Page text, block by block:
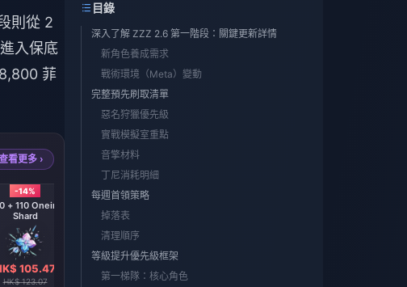
則從 2
入保底
菲
看更多 ›
-14%
+ 110 Oneiric
Shard
105.47
HK$ 123.07
-17%
Pass
HK$ 33.83
HK$ 40.64
目錄
深入了解 ZZZ 2.6 第一階段：關鍵更新詳情
新角色養成需求
戰術環境（Meta）變動
完整預先刷取清單
惡名狩獵優先級
實戰模擬室重點
音擎材料
丁尼消耗明細
每週首領策略
掉落表
清理順序
等級提升優先級框架
第一梯隊：核心角色